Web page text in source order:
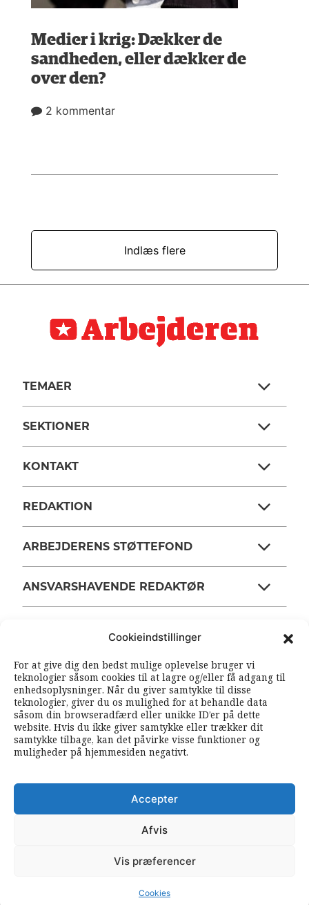
Cookieindstillinger
For at give dig den bedst mulige oplevelse bruger vi
teknologier såsom cookies til at lagre og/eller få adgang til
enhedsoplysninger. Når du giver samtykke til disse
teknologier, giver du os mulighed for at behandle data
såsom din browseradfærd eller unikke ID’er på dette
website. Hvis du ikke giver samtykke eller trækker dit
samtykke tilbage, kan det påvirke visse funktioner og
muligheder på hjemmesiden negativt.
Accepter
Afvis
Vis præferencer
Cookies
Medier i krig: Dækker de
sandheden, eller dækker de
over den?
2 kommentar
Indlæs flere
TEMAER
SEKTIONER
KONTAKT
REDAKTION
ARBEJDERENS STØTTEFOND
ANSVARSHAVENDE REDAKTØR
OM ARBEJDEREN
SOUNDCLOUD RSS FEEDS
FØLG ARBEJDEREN
| |
© 2026 Arbejderen. Alle rettigheder forbeholdes.